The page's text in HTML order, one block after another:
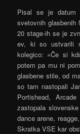
Pisal se je datum
svetovnih glasbenih
20 stage-ih se je
ev, ki so ustvarili
kolegico: »Če si
potem pa mu ni
glasbene stile, od
so tam nastopali
Portishead,
zastopala
dance arene,
Skratka VSE kar